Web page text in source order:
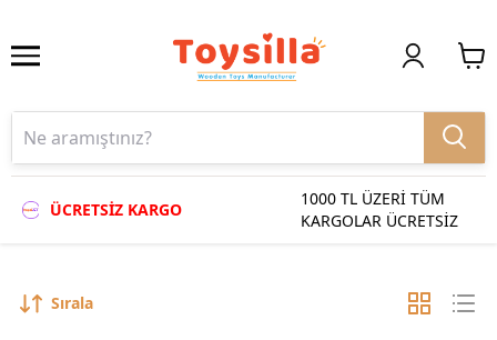
ÜCRETSİZ KARGO
1000 TL ÜZERİ TÜM
KARGOLAR ÜCRETSİZ
Sırala